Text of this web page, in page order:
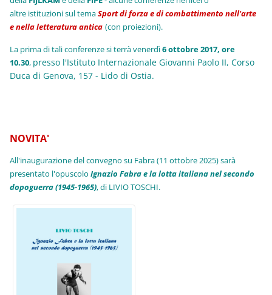
altre istituzioni sul temaSport di forza e di combattimento nell'arte
e nella letteratura antica (con proiezioni).
La prima di tali conferenze si terrà venerdì6 ottobre 2017, ore
10.30, presso l'Istituto Internazionale Giovanni Paolo II, Corso
Duca di Genova, 157 - Lido di Ostia.
NOVITA'
All'inaugurazione del convegno su Fabra (11 ottobre 2025) sarà
presentato l'opuscoloIgnazio Fabra e la lotta italiana nel secondo
dopoguerra (1945-1965), di LIVIO TOSCHI.